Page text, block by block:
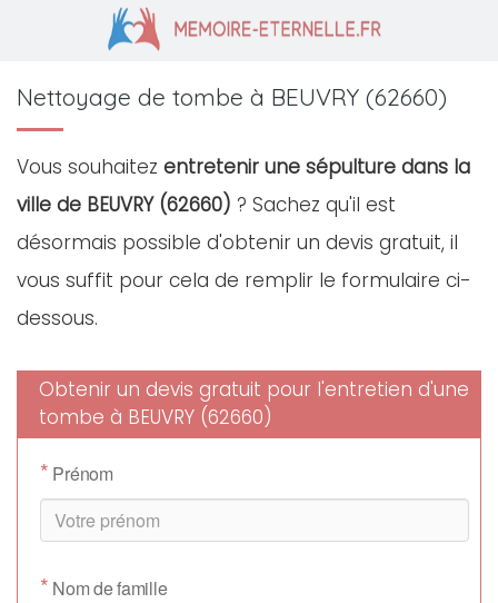
Nettoyage de tombe à BEUVRY (62660)
Vous souhaitez entretenir une sépulture dans la
ville de BEUVRY (62660) ? Sachez qu'il est
désormais possible d'obtenir un devis gratuit, il
vous suffit pour cela de remplir le formulaire ci-
dessous.
Obtenir un devis gratuit pour l'entretien d'une
tombe à BEUVRY (62660)
* Prénom
* Nom de famille